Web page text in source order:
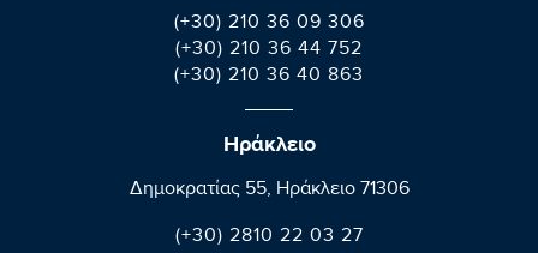
(+30) 210 36 09 306
(+30) 210 36 44 752
(+30) 210 36 40 863
Ηράκλειο
Δημοκρατίας 55, Ηράκλειο 71306
(+30) 2810 22 03 27